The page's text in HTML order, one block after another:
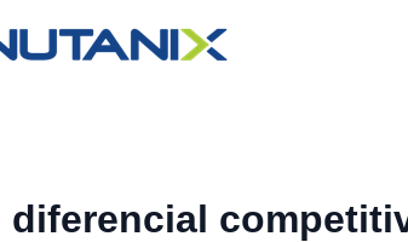
diferencial